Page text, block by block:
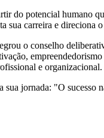
do potencial humano
sua carreira e direciona
o conselho
e organizacional.
jornada: "O sucesso